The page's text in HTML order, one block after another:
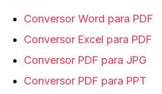
Conversor Word para PDF
Conversor Excel para PDF
Conversor PDF para JPG
Conversor PDF para PPT